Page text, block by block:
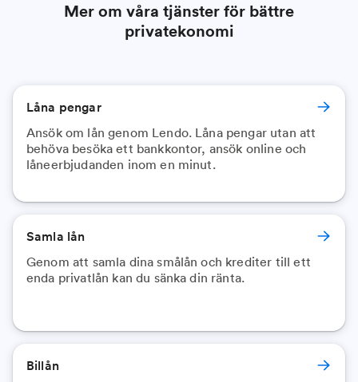
Mer om våra tjänster för bättre
privatekonomi
Låna pengar
Ansök om lån genom Lendo. Låna pengar utan att
behöva besöka ett bankkontor, ansök online och
låneerbjudanden inom en minut.
Samla lån
Genom att samla dina smålån och krediter till ett
enda privatlån kan du sänka din ränta.
Billån